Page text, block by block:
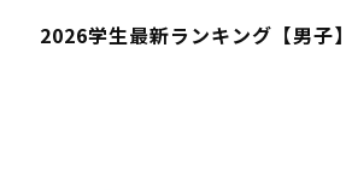
2026学生最新ランキング【男子】